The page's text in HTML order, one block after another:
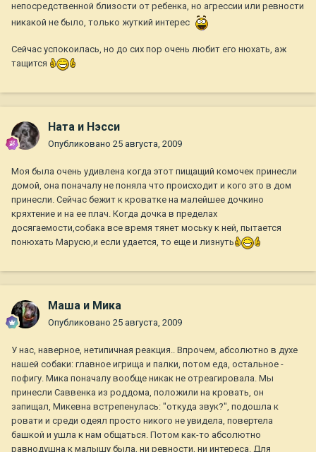
непосредственной близости от ребенка, но агрессии или ревности
никакой не было, только жуткий интерес
Сейчас успокоилась, но до сих пор очень любит его нюхать, аж
тащится
Ната и Нэсси
Опубликовано 25 августа, 2009
Моя была очень удивлена когда этот пищащий комочек принесли
домой, она поначалу не поняла что происходит и кого это в дом
принесли. Сейчас бежит к кроватке на малейшее дочкино
кряхтение и на ее плач. Когда дочка в пределах
досягаемости,собака все время тянет моську к ней, пытается
понюхать Марусю,и если удается, то еще и лизнуть
Маша и Мика
Опубликовано 25 августа, 2009
У нас, наверное, нетипичная реакция.. Впрочем, абсолютно в духе
нашей собаки: главное игрища и палки, потом еда, остальное -
пофигу. Мика поначалу вообще никак не отреагировала. Мы
принесли Саввенка из роддома, положили на кровать, он
запищал, Микевна встрепенулась: "откуда звук?", подошла к
ровати и среди одеял просто никого не увидела, повертела
башкой и ушла к нам общаться. Потом как-то абсолютно
равнодушна к малышу была, ни ревности, ни интереса. Для